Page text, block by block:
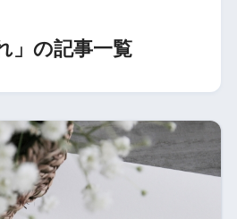
」の記事一覧